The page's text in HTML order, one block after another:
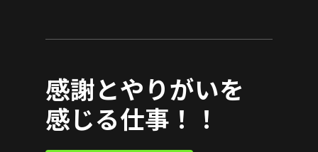
感謝とやりがいを
感じる仕事！！